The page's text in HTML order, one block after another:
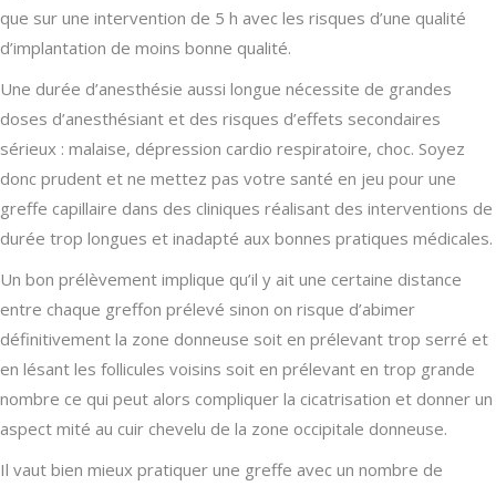
que sur une intervention de 5 h avec les risques d’une qualité
d’implantation de moins bonne qualité.
Une durée d’anesthésie aussi longue nécessite de grandes
doses d’anesthésiant et des risques d’effets secondaires
sérieux : malaise, dépression cardio respiratoire, choc. Soyez
donc prudent et ne mettez pas votre santé en jeu pour une
greffe capillaire dans des cliniques réalisant des interventions de
durée trop longues et inadapté aux bonnes pratiques médicales.
Un bon prélèvement implique qu’il y ait une certaine distance
entre chaque greffon prélevé sinon on risque d’abimer
définitivement la zone donneuse soit en prélevant trop serré et
en lésant les follicules voisins soit en prélevant en trop grande
nombre ce qui peut alors compliquer la cicatrisation et donner un
aspect mité au cuir chevelu de la zone occipitale donneuse.
Il vaut bien mieux pratiquer une greffe avec un nombre de